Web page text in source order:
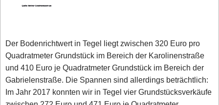
Der Bodenrichtwert in Tegel liegt zwischen 320 Euro pro
Quadratmeter Grundstück im Bereich der Karolinenstraße
und 410 Euro je Quadratmeter Grundstück im Bereich der
Gabrielenstraße. Die Spannen sind allerdings beträchtlich:
Im Jahr 2017 konnten wir in Tegel vier Grundstücksverkäufe